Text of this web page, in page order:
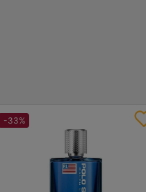
-33%